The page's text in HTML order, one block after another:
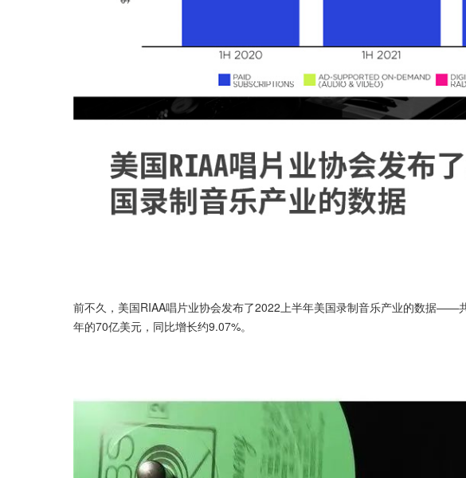
前不久，美国RIAA唱片业协会发布了2022上半年美国录制音乐产业的数据——
年的70亿美元，同比增长约9.07%。